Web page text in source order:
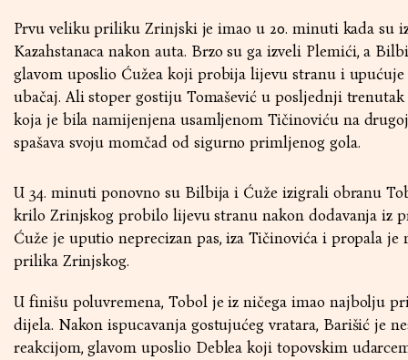
Prvu veliku priliku Zrinjski je imao u 20. minuti kada su
Kazahstanaca nakon auta. Brzo su ga izveli Plemići, a
glavom uposlio Ćužea koji probija lijevu stranu i
ubačaj. Ali stoper gostiju Tomašević u posljednji
koja je bila namijenjena usamljenom Tičinoviću na
spašava svoju momčad od sigurno primljenog gola.
U 34. minuti ponovno su Bilbija i Ćuže izigrali obranu
krilo Zrinjskog probilo lijevu stranu nakon dodavanja iz
Ćuže je uputio neprecizan pas, iza Tičinovića i propala je
prilika Zrinjskog.
U finišu poluvremena, Tobol je iz ničega imao najbolju
dijela. Nakon ispucavanja gostujućeg vratara, Barišić je
reakcijom, glavom uposlio Deblea koji topovskim